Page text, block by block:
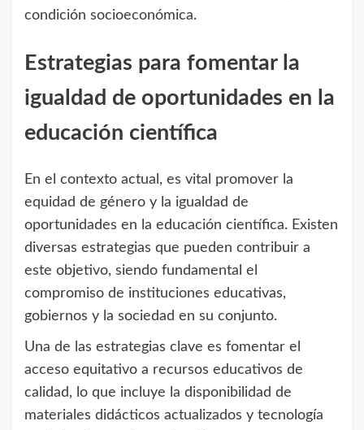
condición socioeconómica.
Estrategias para fomentar la
igualdad de oportunidades en la
educación científica
En el contexto actual, es vital promover la
equidad de género y la igualdad de
oportunidades en la educación científica. Existen
diversas estrategias que pueden contribuir a
este objetivo, siendo fundamental el
compromiso de instituciones educativas,
gobiernos y la sociedad en su conjunto.
Una de las estrategias clave es fomentar el
acceso equitativo a recursos educativos de
calidad, lo que incluye la disponibilidad de
materiales didácticos actualizados y tecnología